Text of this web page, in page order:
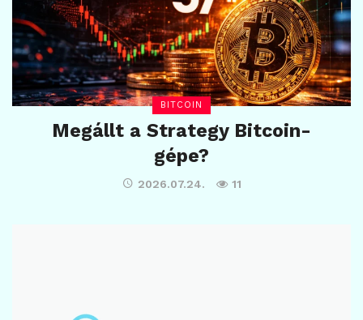
BITCOIN
Megállt a Strategy Bitcoin-
gépe?
2026.07.24. 11